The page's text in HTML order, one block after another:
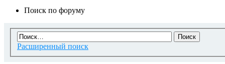
Поиск по форуму
Расширенный поиск